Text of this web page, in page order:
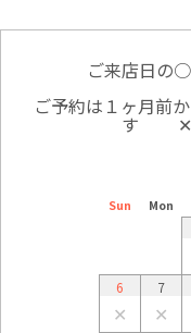
ご来店日の
ご予約は１ヶ月前
す
Sun Mon
6
✕
7
✕